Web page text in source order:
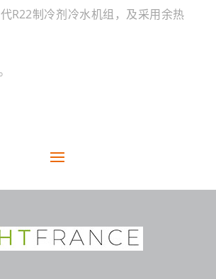
R22制冷剂冷水机组，及采用余热